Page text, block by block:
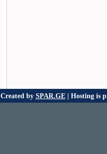
Created by SPAR.GE| Hosting is